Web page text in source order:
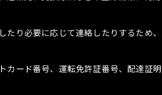
たり必要に応じて連絡したりするため
カード番号、運転免許証番号、配達証